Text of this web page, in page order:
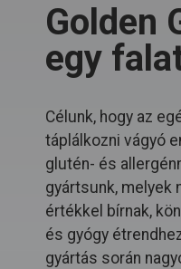
Golden
egy
Célunk, hogy az
táplálkozni vágyó
glutén- és
gyártsunk, melyek
értékkel bírnak,
és gyógy
gyártás során